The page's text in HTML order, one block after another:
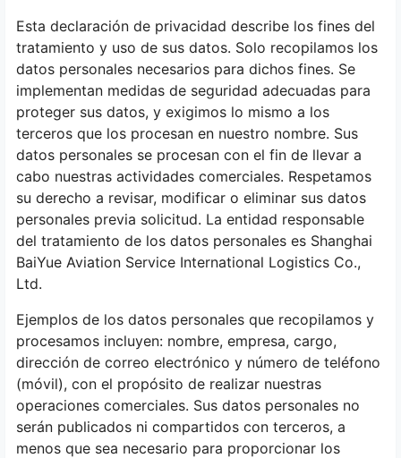
Esta declaración de privacidad describe los fines del
tratamiento y uso de sus datos. Solo recopilamos los
datos personales necesarios para dichos fines. Se
implementan medidas de seguridad adecuadas para
proteger sus datos, y exigimos lo mismo a los
terceros que los procesan en nuestro nombre. Sus
datos personales se procesan con el fin de llevar a
cabo nuestras actividades comerciales. Respetamos
su derecho a revisar, modificar o eliminar sus datos
personales previa solicitud. La entidad responsable
del tratamiento de los datos personales es Shanghai
BaiYue Aviation Service International Logistics Co.,
Ltd.
Ejemplos de los datos personales que recopilamos y
procesamos incluyen: nombre, empresa, cargo,
dirección de correo electrónico y número de teléfono
(móvil), con el propósito de realizar nuestras
operaciones comerciales. Sus datos personales no
serán publicados ni compartidos con terceros, a
menos que sea necesario para proporcionar los